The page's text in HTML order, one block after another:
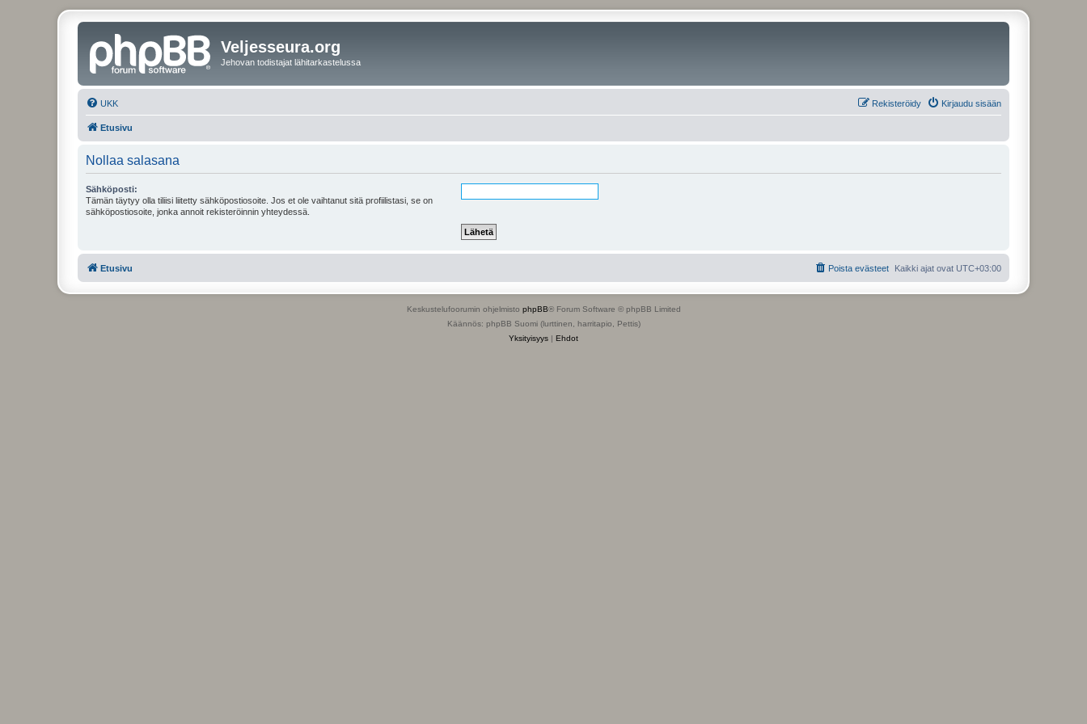
Veljesseura.org
Jehovan todistajat lähitarkastelussa
UKK Kirjaudu sisään
Rekisteröidy
Etusivu
Nollaa salasana
Sähköposti:
Tämän täytyy olla tiliisi liitetty sähköpostiosoite. Jos et ole vaihtanut sitä profiilistasi, se on
sähköpostiosoite, jonka annoit rekisteröinnin yhteydessä.
Etusivu Kaikki ajat ovat UTC+03:00
Poista evästeet
Keskustelufoorumin ohjelmisto phpBB® Forum Software © phpBB Limited
Käännös: phpBB Suomi (lurttinen, harritapio, Pettis)
Yksityisyys | Ehdot